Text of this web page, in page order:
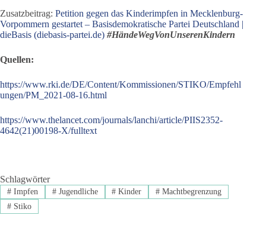
Zusatzbeitrag: Petition gegen das Kinderimpfen in Mecklenburg-
Vorpommern gestartet – Basisdemokratische Partei Deutschland |
dieBasis (diebasis-partei.de) #HändeWegVonUnserenKindern
Quellen:
https://www.rki.de/DE/Content/Kommissionen/STIKO/Empfehl
ungen/PM_2021-08-16.html
https://www.thelancet.com/journals/lanchi/article/PIIS2352-
4642(21)00198-X/fulltext
Schlagwörter
#Impfen #Jugendliche # Kinder # Machtbegrenzung
#Stiko